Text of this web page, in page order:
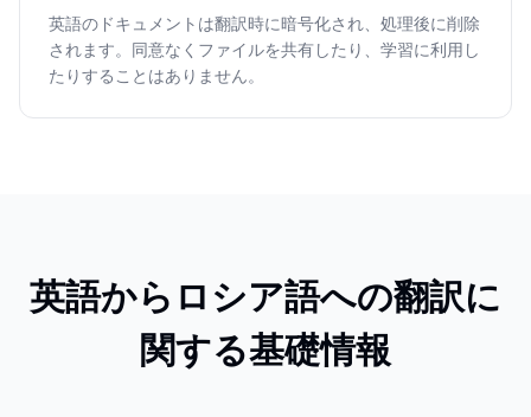
英語のドキュメントは翻訳時に暗号化され、処理後に削除
されます。同意なくファイルを共有したり、学習に利用し
たりすることはありません。
英語からロシア語への翻訳に
関する基礎情報